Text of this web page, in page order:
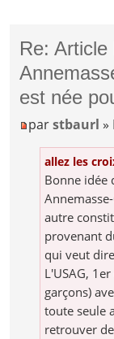
Re:
est née
parstbaurl »
allez les
Bonne idée
autre
provenant
qui veut
L'USAG,
garçons)
toute seule
retrouver